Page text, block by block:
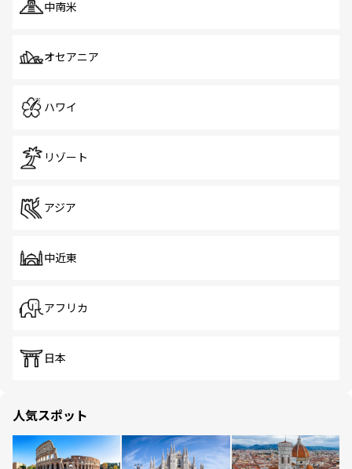
中南米
オセアニア
ハワイ
リゾート
アジア
中近東
アフリカ
日本
人気スポット